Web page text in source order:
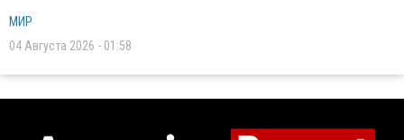
МИР
04 Августа 2026 - 01:58